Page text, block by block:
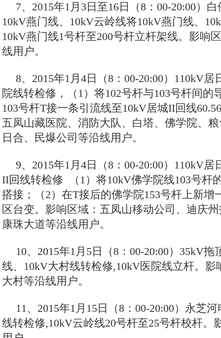
7、2015年1月3日至16日（8：00-20:00）
10kV燕门线、10kV云岭线将10kV燕门线、
10kV燕门线1号杆至200号杆立杆架线。影响
线用户。
8、2015年1月4日（8：00-20:00）110kV
院线转检修，（1）将102号杆与103号杆间的
103号杆T接一条引流线至10kV居城II回线
五凤山藏医院、消防大队、白塔、佛学院、
日合、民爆公司等沿线用户。
9、2015年1月4日（8：00-20:00）110kV
II回线转检修 （1）将10kV佛学院线103号杆
搭接；（2）在T接后的佛学院153号杆上新增
区台变。影响区域：五凤山移动公司、迪庆
康珠大道等沿线用户。
10、2015年1月5日（8：00-20:00）35kV
线、10kV大村线转检修,10kV医院线立杆。影
大村等沿线用户。
11、2015年1月15日（8：00-20:00）永芝
线转检修,10kV云岭线20号杆至25号杆校杆。